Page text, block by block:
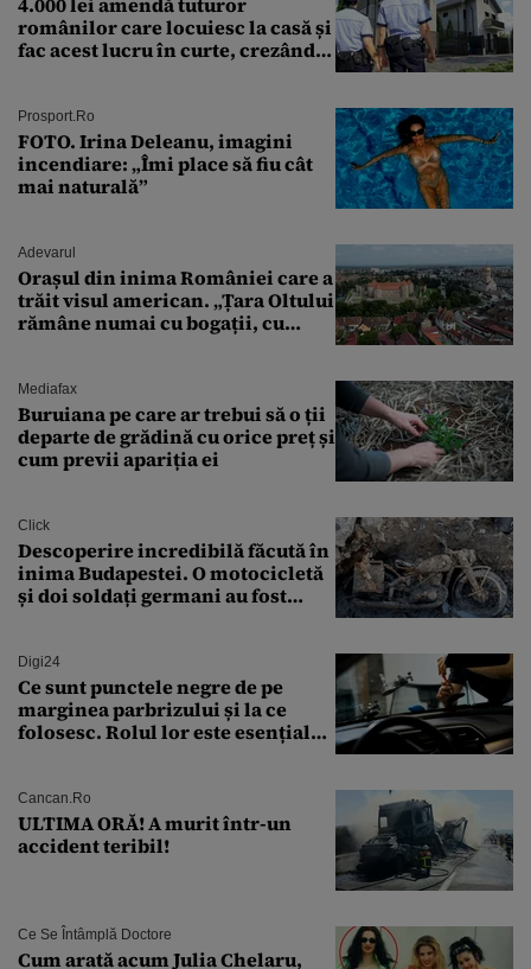
românilor care locuiesc la casă și
fac acest lucru în curte, crezând
Prosport.ro
FOTO. Irina Deleanu, imagini
incendiare: „Îmi place să fiu cât
mai naturală”
Adevarul
Orașul din inima României care a
trăit visul american. „Țara Oltului
rămâne numai cu bogații, cu
Mediafax
Buruiana pe care ar trebui să o ții
departe de grădină cu orice preț și
cum previi apariția ei
Click
Descoperire incredibilă făcută în
inima Budapestei. O motocicletă
și doi soldați germani au fost
Digi24
Ce sunt punctele negre de pe
marginea parbrizului și la ce
folosesc. Rolul lor este esențial
Cancan.ro
ULTIMA ORĂ! A murit într-un
accident teribil!
Ce Se Întâmplă Doctore
Cum arată acum Julia Chelaru,